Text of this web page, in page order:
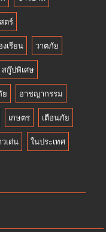
ตร์
งเรียน วาตภัย
สกู๊ปพิเศษ
อาชญากรรม
เกษตร เตือนภัย
เด่น ในประเทศ